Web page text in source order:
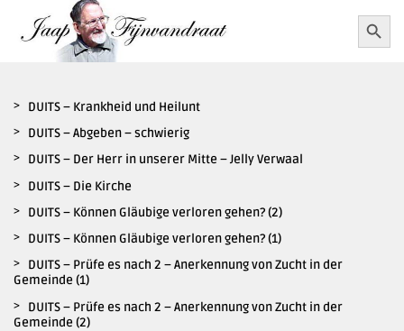
naar
Zoek
naar:
DUITS – Krankheid und Heilunt
DUITS – Abgeben – schwierig
DUITS – Der Herr in unserer Mitte – Jelly Verwaal
DUITS – Die Kirche
DUITS – Können Gläubige verloren gehen? (2)
DUITS – Können Gläubige verloren gehen? (1)
DUITS – Prüfe es nach 2 – Anerkennung von Zucht in der
Gemeinde (1)
DUITS – Prüfe es nach 2 – Anerkennung von Zucht in der
Gemeinde (2)